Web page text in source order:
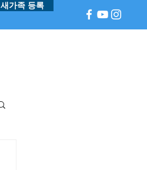
새가족 등록